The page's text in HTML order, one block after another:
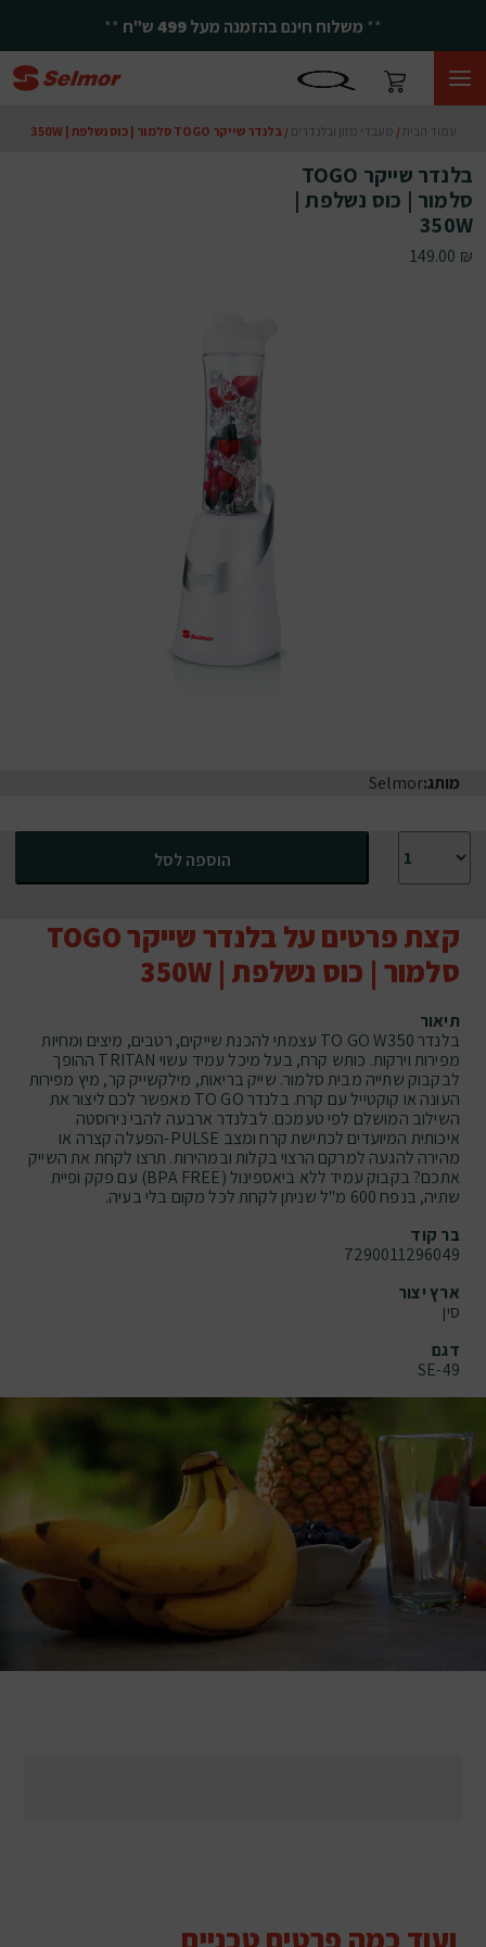
** משלוח חינם בהזמנה מעל499ש"ח **
עמוד הבית / מעבדי מזון ובלנדרים / בלנדר שייקר TOGO סלמור | כוס נשלפת | 350W
מותג:Selmor
הוספה לסל
קצת פרטים על בלנדר שייקר TOGO
סלמור | כוס נשלפת | 350W
תיאור
בלנדר TO GO W350 עצמתי להכנת שייקים, רטבים, מיצים ומחיות
מפירות וירקות. כותש קרח, בעל מיכל עמיד עשוי TRITAN ההופך
לבקבוק שתייה מבית סלמור. שייק בריאות, מילקשייק קר, מיץ מפירות
העונה או קוקטייל עם קרח. בלנדר TO GO מאפשר לכם ליצור את
השילוב המושלם לפי טעמכם. לבלנדר ארבעה להבי נירוסטה
איכותית המיועדים לכתישת קרח ומצב PULSE-הפעלה קצרה או
מהירה להגעה למרקם הרצוי בקלות ובמהירות. תרצו לקחת את השייק
אתכם? בקבוק עמיד ללא ביאספינול (BPA FREE) עם פקק ופיית
שתיה, בנפח 600 מ"ל שניתן לקחת לכל מקום בלי בעיה.
בר קוד
7290011296049
ארץ יצור
סין
דגם
SE-49
בלנדר שייקר TOGO
סלמור | כוס נשלפת |
350W
149.00 ₪